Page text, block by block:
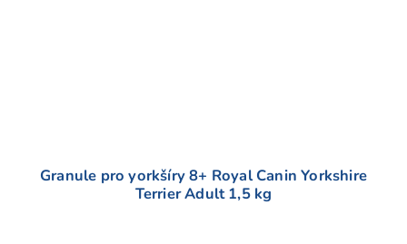
Granule pro yorkšíry 8+ Royal Canin Yorkshire
Terrier Adult 1,5 kg